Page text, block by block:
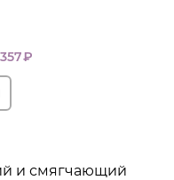
₽
и смягчающий